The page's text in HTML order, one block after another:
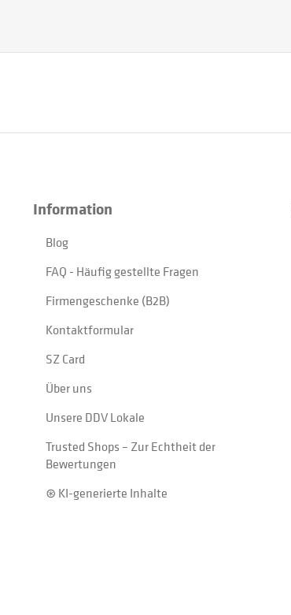
Information
Blog
FAQ - Häufig gestellte Fragen
Firmengeschenke (B2B)
Kontaktformular
SZ Card
Über uns
Unsere DDV Lokale
Trusted Shops – Zur Echtheit der
Bewertungen
⊛ KI-generierte Inhalte